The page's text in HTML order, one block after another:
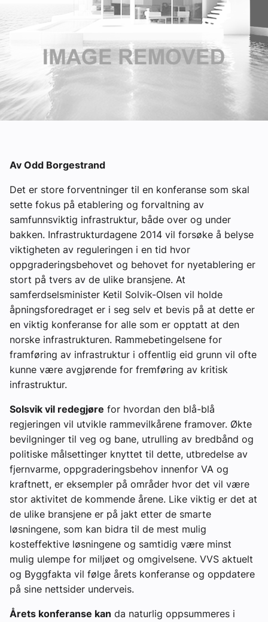
Tips oss
Av Odd Borgestrand
Det er store forventninger til en konferanse som skal
sette fokus på etablering og forvaltning av
samfunnsviktig infrastruktur, både over og under
bakken. Infrastrukturdagene 2014 vil forsøke å belyse
viktigheten av reguleringen i en tid hvor
oppgraderingsbehovet og behovet for nyetablering er
stort på tvers av de ulike bransjene. At
samferdselsminister Ketil Solvik-Olsen vil holde
åpningsforedraget er i seg selv et bevis på at dette er
en viktig konferanse for alle som er opptatt at den
norske infrastrukturen. Rammebetingelsene for
framføring av infrastruktur i offentlig eid grunn vil ofte
kunne være avgjørende for fremføring av kritisk
infrastruktur.
Solsvik vil redegjøre for hvordan den blå-blå
regjeringen vil utvikle rammevilkårene framover. Økte
bevilgninger til veg og bane, utrulling av bredbånd og
politiske målsettinger knyttet til dette, utbredelse av
fjernvarme, oppgraderingsbehov innenfor VA og
kraftnett, er eksempler på områder hvor det vil være
stor aktivitet de kommende årene. Like viktig er det at
de ulike bransjene er på jakt etter de smarte
løsningene, som kan bidra til de mest mulig
kosteffektive løsningene og samtidig være minst
mulig ulempe for miljøet og omgivelsene. VVS aktuelt
og Byggfakta vil følge årets konferanse og oppdatere
på sine nettsider underveis.
Årets konferanse kan da naturlig oppsummeres i